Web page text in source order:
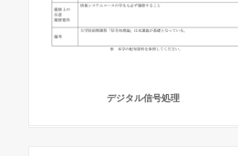
デジタル信号処理